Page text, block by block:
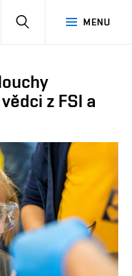
MENU
z FSI a